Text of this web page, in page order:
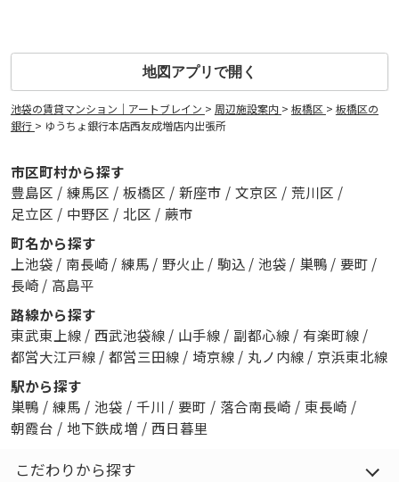
地図アプリで開く
池袋の賃貸マンション｜アートブレイン > 周辺施設案内 > 板橋区 > 板橋区の
銀行 > ゆうちょ銀行本店西友成増店内出張所
市区町村から探す
豊島区 / 練馬区 / 板橋区 / 新座市 / 文京区 / 荒川区 /
足立区 / 中野区 / 北区 / 蕨市
町名から探す
上池袋 / 南長崎 / 練馬 / 野火止 / 駒込 / 池袋 / 巣鴨 / 要町 /
長崎 / 高島平
路線から探す
東武東上線 / 西武池袋線 / 山手線 / 副都心線 / 有楽町線 /
都営大江戸線 / 都営三田線 / 埼京線 / 丸ノ内線 / 京浜東北線
駅から探す
巣鴨 / 練馬 / 池袋 / 千川 / 要町 / 落合南長崎 / 東長崎 /
朝霞台 / 地下鉄成増 / 西日暮里
こだわりから探す